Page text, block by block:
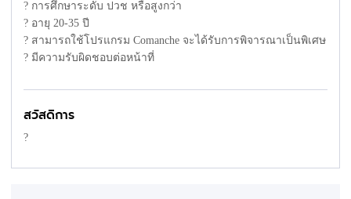
? การศึกษาระดับ ปวช หรือสูงกว่า
? อายุ 20-35 ปี
? สามารถใช้โปรแกรม Comanche จะได้รับการพิจารณาเป็นพิเศษ
? มีความรับผิดชอบต่อหน้าที่
สวัสดิการ
?